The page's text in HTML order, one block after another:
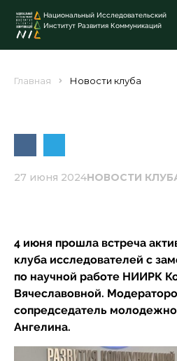
Национальный Исследовательский
Институт Развития Коммуникаций
Главная Новости клуба
27 июня 2024НОВОСТИ
4 июня прошла встреча
клуба исследователей с
по научной работе НИИРК
Вячеславовной.
сопредседатель
Ангелина.